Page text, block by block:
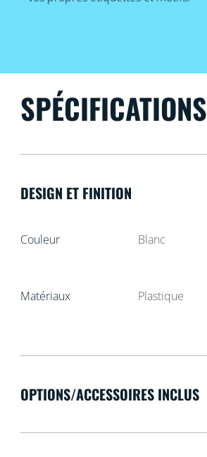
SPÉCIFICATIONS
DESIGN ET FINITION
Couleur Blanc
Matériaux Plastique
OPTIONS/ACCESSOIRES INCLUS